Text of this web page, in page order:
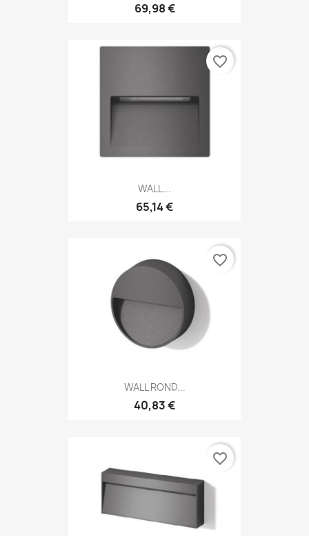
69,98 €
WALL...
65,14 €
favorite_border
WALL ROND...
40,83 €
favorite_border
favorite_border